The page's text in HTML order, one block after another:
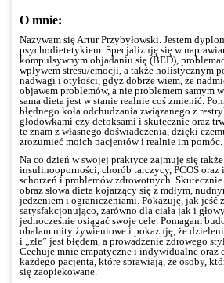
O mnie:
Nazywam się Artur Przybyłowski. Jestem
psychodietetykiem. Specjalizuję się w
kompulsywnym objadaniu się (BED),
wpływem stresu/emocji, a także holistycznym
nadwagi i otyłości, gdyż dobrze wiem, że
objawem problemów, a nie problemem samym
sama dieta jest w stanie realnie coś zmienić.
błędnego koła odchudzania związanego z
głodówkami czy detoksami i skutecznie oraz
te znam z własnego doświadczenia, dzięki
zrozumieć moich pacjentów i realnie im pomóc.
Na co dzień w swojej praktyce zajmuję się
insulinooporności, chorób tarczycy, PCOS
schorzeń i problemów zdrowotnych.
obraz słowa dieta kojarzący się z mdłym,
jedzeniem i ograniczeniami. Pokazuję, jak jeść
satysfakcjonująco, zarówno dla ciała jak i
jednocześnie osiągać swoje cele. Pomagam
obalam mity żywieniowe i pokazuję, że
i „złe” jest błędem, a prowadzenie zdrowego
Cechuje mnie empatyczne i indywidualne oraz
każdego pacjenta, które sprawiają, że osoby,
się zaopiekowane.